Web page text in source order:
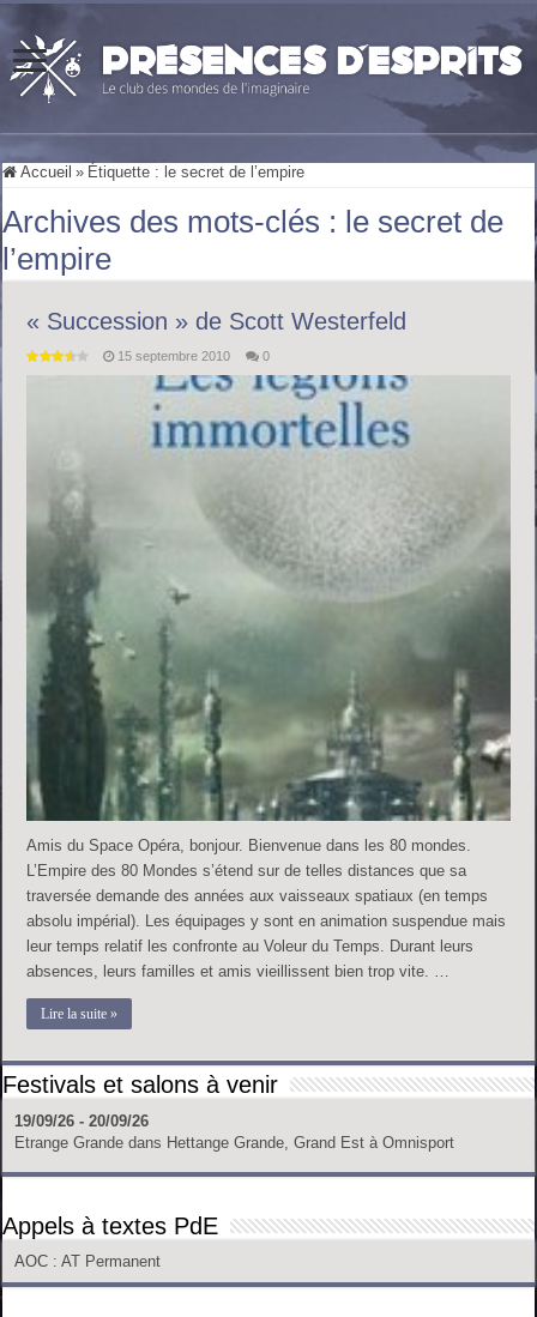
Accueil » Étiquette : le secret de l’empire
Archives des mots-clés : le secret de
l’empire
« Succession » de Scott Westerfeld
15 septembre 2010 0
Amis du Space Opéra, bonjour. Bienvenue dans les 80 mondes.
L’Empire des 80 Mondes s’étend sur de telles distances que sa
traversée demande des années aux vaisseaux spatiaux (en temps
absolu impérial). Les équipages y sont en animation suspendue mais
leur temps relatif les confronte au Voleur du Temps. Durant leurs
absences, leurs familles et amis vieillissent bien trop vite. …
Lire la suite »
Festivals et salons à venir
19/09/26 - 20/09/26
Etrange Grande dans Hettange Grande, Grand Est à Omnisport
Appels à textes PdE
AOC : AT Permanent